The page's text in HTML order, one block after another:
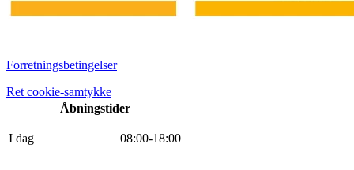
Forretningsbetingelser
Ret cookie-samtykke
Åbningstider
I dag 08:00-18:00